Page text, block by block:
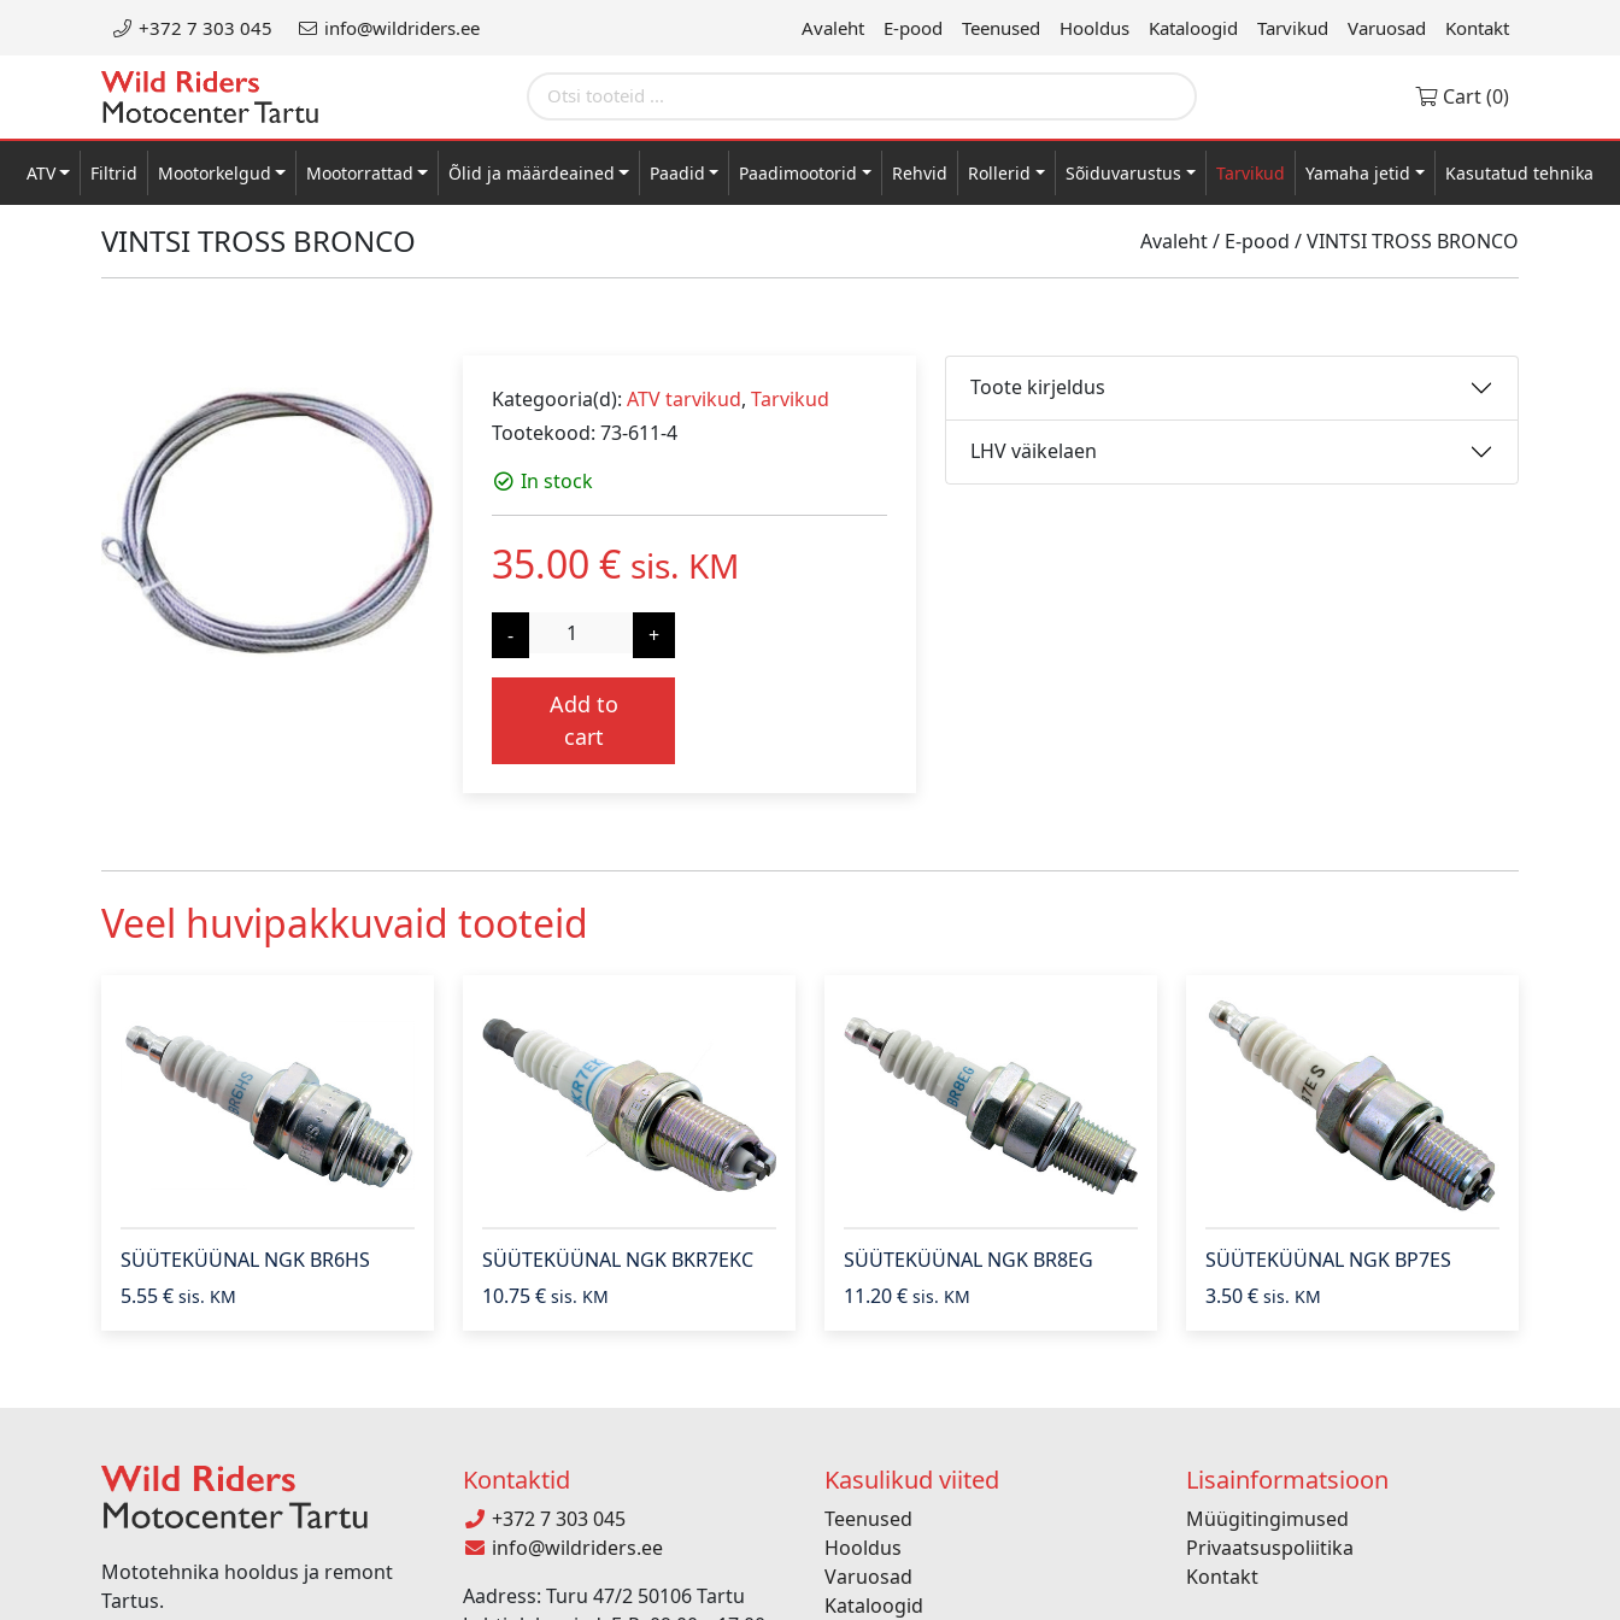
+372 7 303 045 info@wildriders.ee Avaleht E-pood Teenused Hooldus Kataloogid Tarvikud Varuosad Kontakt
Cart (0)
ATV Filtrid Mootorkelgud Mootorrattad Õlid ja määrdeained Paadid Paadimootorid Rehvid Rollerid Sõiduvarustus Tarvikud Yamaha jetid Kasutatud tehnika
VINTSI TROSS BRONCO Avaleht/ E-pood /VINTSI TROSS BRONCO
Kategooria(d): ATV tarvikud, Tarvikud
Tootekood: 73-611-4
In stock
35.00 € sis. KM
- +
Add to
cart
Toote kirjeldus
LHV väikelaen
Veel huvipakkuvaid tooteid
SÜÜTEKÜÜNAL NGK BR6HS
5.55€ sis. KM
SÜÜTEKÜÜNAL NGK BKR7EKC
10.75€ sis. KM
SÜÜTEKÜÜNAL NGK BR8EG
11.20€ sis. KM
SÜÜTEKÜÜNAL NGK BP7ES
3.50€ sis. KM
Mototehnika hooldus ja remont
Tartus.
Kontaktid
+372 7 303 045
info@wildriders.ee
Aadress: Turu 47/2 50106 Tartu
Kasulikud viited
Teenused
Hooldus
Varuosad
Kataloogid
Lisainformatsioon
Müügitingimused
Privaatsuspoliitika
Kontakt